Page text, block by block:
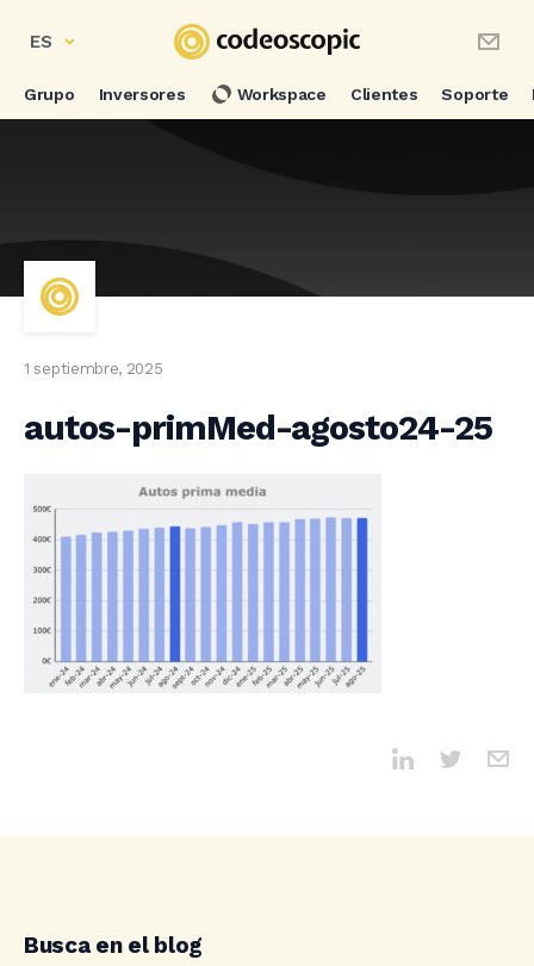
ES
Grupo Inversores Workspace Clientes Soporte
1 septiembre, 2025
autos-primMed-agosto24-25
Busca en el blog